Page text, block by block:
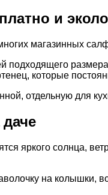
и
магазинных
подходящего
которые
отдельную для
яркого солнца,
на колышки,